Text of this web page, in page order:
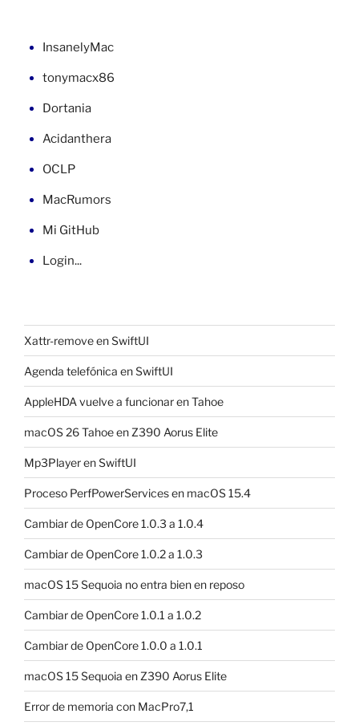
InsanelyMac
tonymacx86
Dortania
Acidanthera
OCLP
MacRumors
Mi GitHub
Login...
Xattr-remove en SwiftUI
Agenda telefónica en SwiftUI
AppleHDA vuelve a funcionar en Tahoe
macOS 26 Tahoe en Z390 Aorus Elite
Mp3Player en SwiftUI
Proceso PerfPowerServices en macOS 15.4
Cambiar de OpenCore 1.0.3 a 1.0.4
Cambiar de OpenCore 1.0.2 a 1.0.3
macOS 15 Sequoia no entra bien en reposo
Cambiar de OpenCore 1.0.1 a 1.0.2
Cambiar de OpenCore 1.0.0 a 1.0.1
macOS 15 Sequoia en Z390 Aorus Elite
Error de memoria con MacPro7,1